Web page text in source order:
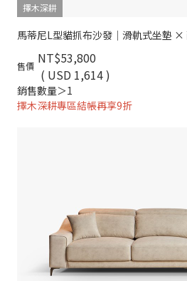
擇木深耕
售價 NT$53,800
( USD 1,614 )
銷售數量＞1
擇木深耕專區結帳再享9折